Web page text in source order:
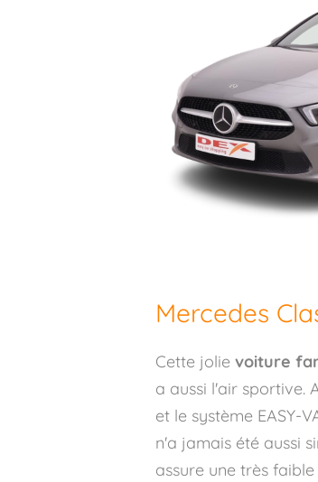
Mercedes
Cette jolie voiture
a aussi l'air sportive.
et le système EASY-
n'a jamais été aussi
assure une très